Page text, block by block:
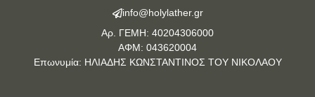
info@holylather.gr
Αρ. ΓΕΜΗ: 40204306000
ΑΦΜ: 043620004
Επωνυμία: ΗΛΙΑΔΗΣ ΚΩΝΣΤΑΝΤΙΝΟΣ ΤΟΥ ΝΙΚΟΛΑΟΥ